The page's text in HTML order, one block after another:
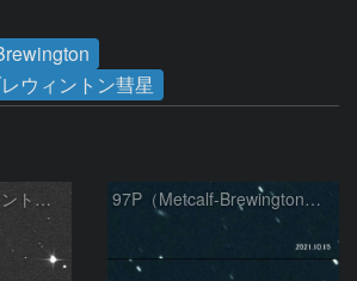
ウィントン彗星
メトカーフ-ブルーイントン彗星( 97P )：2021/12/04 97P（Metcalf-Brewington）の変化